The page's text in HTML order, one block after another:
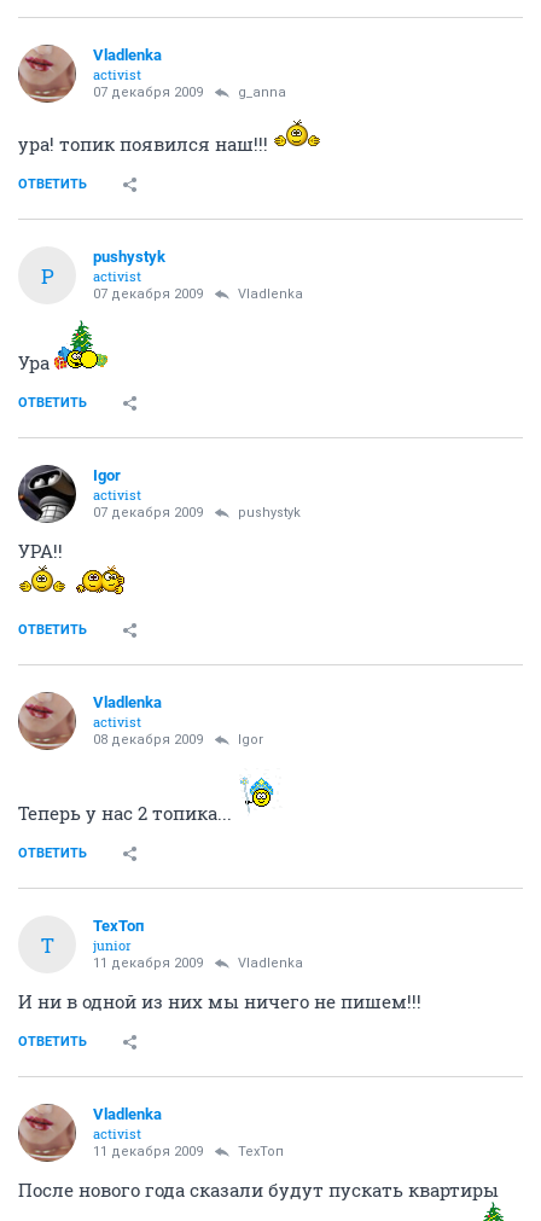
Vladlenka
activist
07 декабря 2009 g_anna
ура! топик появился наш!!!
ОТВЕТИТЬ
P
pushystyk
activist
07 декабря 2009 Vladlenka
Ура
ОТВЕТИТЬ
Igor
activist
07 декабря 2009 pushystyk
УРА!!
ОТВЕТИТЬ
Vladlenka
activist
08 декабря 2009 Igor
Теперь у нас 2 топика...
ОТВЕТИТЬ
Т
ТехТоп
junior
11 декабря 2009 Vladlenka
И ни в одной из них мы ничего не пишем!!!
ОТВЕТИТЬ
Vladlenka
activist
11 декабря 2009 ТехТоп
После нового года сказали будут пускать квартиры